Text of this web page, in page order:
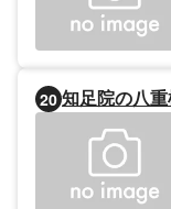
20 知足院の八